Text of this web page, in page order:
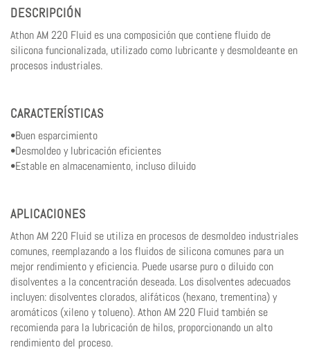
DESCRIPCIÓN
Athon AM 220 Fluid es una composición que contiene fluido de
silicona funcionalizada, utilizado como lubricante y desmoldeante en
procesos industriales.
CARACTERÍSTICAS
•Buen esparcimiento
•Desmoldeo y lubricación eficientes
•Estable en almacenamiento, incluso diluido
APLICACIONES
Athon AM 220 Fluid se utiliza en procesos de desmoldeo industriales
comunes, reemplazando a los fluidos de silicona comunes para un
mejor rendimiento y eficiencia. Puede usarse puro o diluido con
disolventes a la concentración deseada. Los disolventes adecuados
incluyen: disolventes clorados, alifáticos (hexano, trementina) y
aromáticos (xileno y tolueno). Athon AM 220 Fluid también se
recomienda para la lubricación de hilos, proporcionando un alto
rendimiento del proceso.